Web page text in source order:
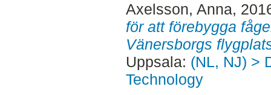
Axelsson, Anna,
för att förebygga
Vänersborgs
Uppsala: (NL, NJ) >
Technology